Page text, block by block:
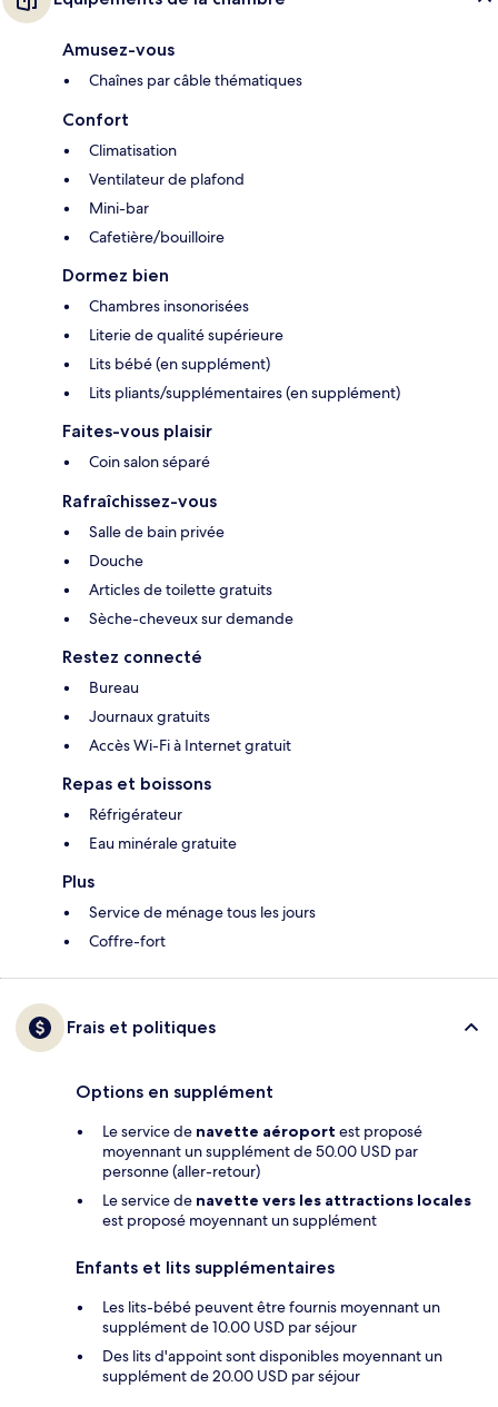
Amusez-vous
Chaînes par câble thématiques
Confort
Climatisation
Ventilateur de plafond
Mini-bar
Cafetière/bouilloire
Dormez bien
Chambres insonorisées
Literie de qualité supérieure
Lits bébé (en supplément)
Lits pliants/supplémentaires (en supplément)
Faites-vous plaisir
Coin salon séparé
Rafraîchissez-vous
Salle de bain privée
Douche
Articles de toilette gratuits
Sèche-cheveux sur demande
Restez connecté
Bureau
Journaux gratuits
Accès Wi-Fi à Internet gratuit
Repas et boissons
Réfrigérateur
Eau minérale gratuite
Plus
Service de ménage tous les jours
Coffre-fort
Frais et politiques
Options en supplément
Le service de navette aéroport est proposé
moyennant un supplément de 50.00 USD par
personne (aller-retour)
Le service de navette vers les attractions locales
est proposé moyennant un supplément
Enfants et lits supplémentaires
Les lits-bébé peuvent être fournis moyennant un
supplément de 10.00 USD par séjour
Des lits d'appoint sont disponibles moyennant un
supplément de 20.00 USD par séjour